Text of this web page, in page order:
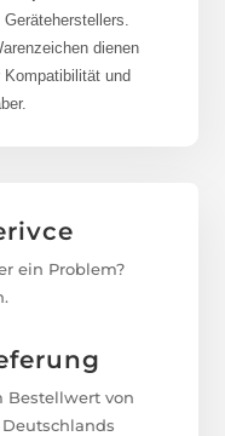
dienen
und
ein Problem?
Bestellwert von